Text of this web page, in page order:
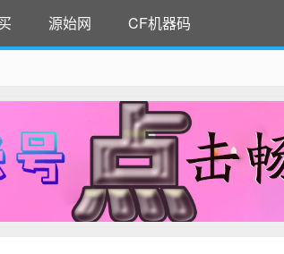
源始网 CF机器码